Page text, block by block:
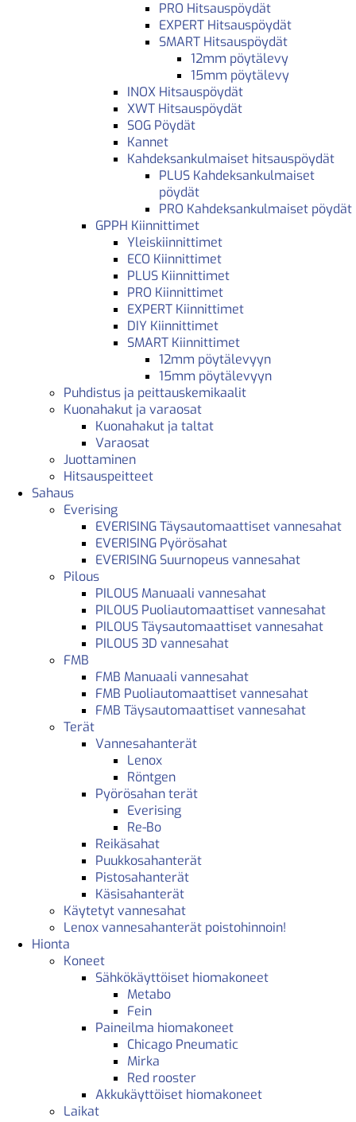
PRO Hitsauspöydät
EXPERT Hitsauspöydät
SMART Hitsauspöydät
12mm pöytälevy
15mm pöytälevy
INOX Hitsauspöydät
XWT Hitsauspöydät
SOG Pöydät
Kannet
Kahdeksankulmaiset hitsauspöydät
PLUS Kahdeksankulmaiset
pöydät
PRO Kahdeksankulmaiset pöydät
GPPH Kiinnittimet
Yleiskiinnittimet
ECO Kiinnittimet
PLUS Kiinnittimet
PRO Kiinnittimet
EXPERT Kiinnittimet
DIY Kiinnittimet
SMART Kiinnittimet
12mm pöytälevyyn
15mm pöytälevyyn
Puhdistus ja peittauskemikaalit
Kuonahakut ja varaosat
Kuonahakut ja taltat
Varaosat
Juottaminen
Hitsauspeitteet
Sahaus
Everising
EVERISING Täysautomaattiset vannesahat
EVERISING Pyörösahat
EVERISING Suurnopeus vannesahat
Pilous
PILOUS Manuaali vannesahat
PILOUS Puoliautomaattiset vannesahat
PILOUS Täysautomaattiset vannesahat
PILOUS 3D vannesahat
FMB
FMB Manuaali vannesahat
FMB Puoliautomaattiset vannesahat
FMB Täysautomaattiset vannesahat
Terät
Vannesahanterät
Lenox
Röntgen
Pyörösahan terät
Everising
Re-Bo
Reikäsahat
Puukkosahanterät
Pistosahanterät
Käsisahanterät
Käytetyt vannesahat
Lenox vannesahanterät poistohinnoin!
Hionta
Koneet
Sähkökäyttöiset hiomakoneet
Metabo
Fein
Paineilma hiomakoneet
Chicago Pneumatic
Mirka
Red rooster
Akkukäyttöiset hiomakoneet
Laikat